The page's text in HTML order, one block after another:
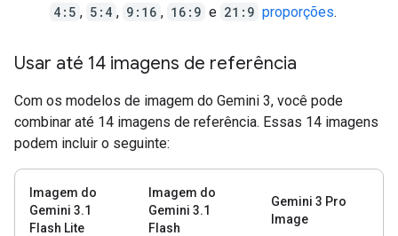
4:5 , 5:4 , 9:16 , 16:9 e 21:9 proporções.
Usar até 14 imagens de referência
Com os modelos de imagem do Gemini 3, você pode
combinar até 14 imagens de referência. Essas 14 imagens
podem incluir o seguinte:
Imagem do
Gemini 3.1
Flash Lite
Imagem do
Gemini 3.1
Flash
Gemini 3 Pro
Image